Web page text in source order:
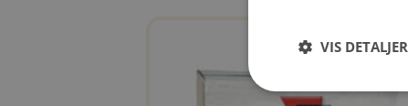
VIS DETALJER